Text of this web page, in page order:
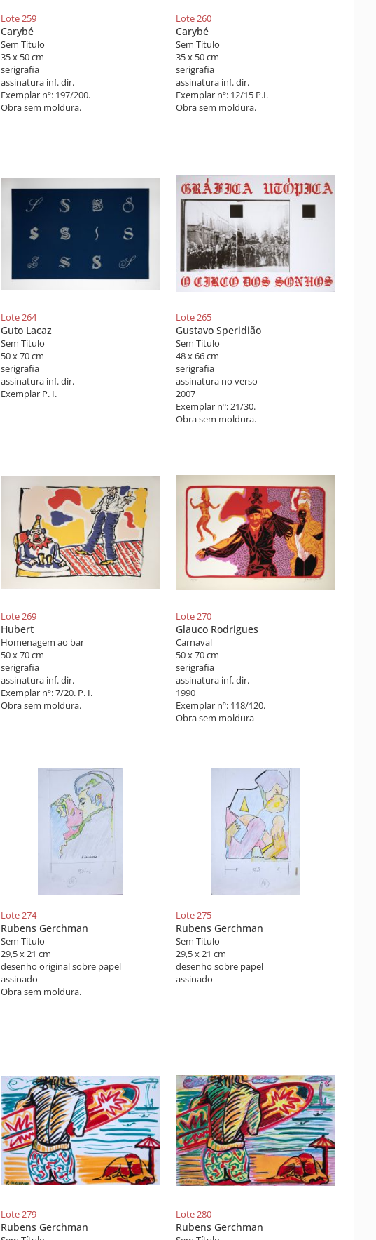
Lote 259
Carybé
Sem Título
35 x 50 cm
serigrafia
assinatura inf. dir.
Exemplar nº: 197/200.
Obra sem moldura.
Lote 260
Carybé
Sem Título
35 x 50 cm
serigrafia
assinatura inf. dir.
Exemplar nº: 12/15 P.I.
Obra sem moldura.
Lote 264
Guto Lacaz
Sem Título
50 x 70 cm
serigrafia
assinatura inf. dir.
Exemplar P. I.
Lote 265
Gustavo Speridião
Sem Título
48 x 66 cm
serigrafia
assinatura no verso
2007
Exemplar nº: 21/30.
Obra sem moldura.
Lote 269
Hubert
Homenagem ao bar
50 x 70 cm
serigrafia
assinatura inf. dir.
Exemplar nº: 7/20. P. I.
Obra sem moldura.
Lote 270
Glauco Rodrigues
Carnaval
50 x 70 cm
serigrafia
assinatura inf. dir.
1990
Exemplar nº: 118/120.
Obra sem moldura
Lote 274
Rubens Gerchman
Sem Título
29,5 x 21 cm
desenho original sobre papel
assinado
Obra sem moldura.
Lote 275
Rubens Gerchman
Sem Título
29,5 x 21 cm
desenho sobre papel
assinado
Lote 279
Rubens Gerchman
Lote 280
Rubens Gerchman